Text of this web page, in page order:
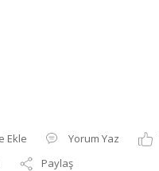
Yorum Yaz
Paylaş